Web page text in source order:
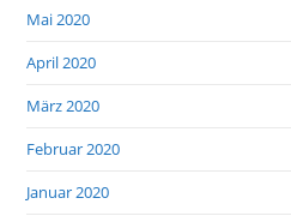
Mai 2020
April 2020
März 2020
Februar 2020
Januar 2020